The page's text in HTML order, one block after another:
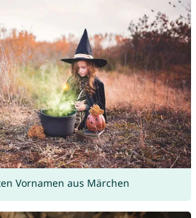
Vornamen aus Märchen